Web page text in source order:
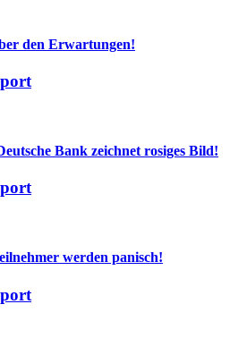
den Erwartungen!
Bank zeichnet rosiges Bild!
werden panisch!